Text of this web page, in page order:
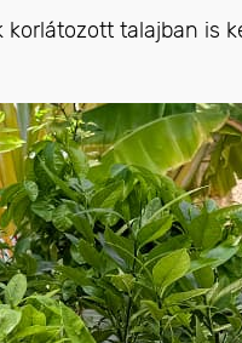
talajban is